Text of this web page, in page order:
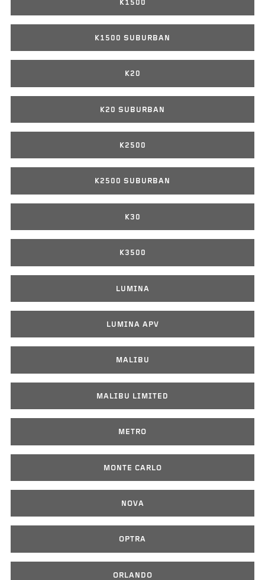
K1500
K1500 SUBURBAN
K20
K20 SUBURBAN
K2500
K2500 SUBURBAN
K30
K3500
LUMINA
LUMINA APV
MALIBU
MALIBU LIMITED
METRO
MONTE CARLO
NOVA
OPTRA
ORLANDO